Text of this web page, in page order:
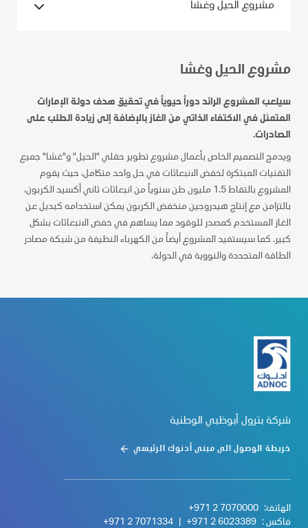
مشروع الحيل وغشا
سيلعب المشروع الرائد دوراً حيوياً في تحقيق هدف دولة الإمارات
المتمثل في الاكتفاء الذاتي من الغاز بالإضافة إلى زيادة الطلب على
الصادرات.
ويدمج التصميم الخاص بأعمال مشروع تطوير حقلي "الحيل" و"غشا" جميع
التقنيات المبتكرة لخفض الانبعاثات في حل واحد متكامل، حيث يقوم
المشروع بالتقاط 1.5 مليون طن سنوياً من انبعاثات ثاني أكسيد الكربون،
بالتزامن مع إنتاج هيدروجين منخفض الكربون يمكن استخدامه كبديل عن
الغاز المستخدم كمصدر للوقود مما يساهم في خفض الانبعاثات بشكل
كبير. كما سيستفيد المشروع أيضاً من الكهرباء النظيفة من شبكة مصادر
الطاقة المتجددة والنووية في الدولة.
مشروع الحيل وغشا
شركة بترول أبوظبي الوطنية
خريطة الوصول الى مبنى أدنوك الرئيسي
الهاتف: +971 2 7070000
فاكس : +971 2 6023389
+971 2 7071334